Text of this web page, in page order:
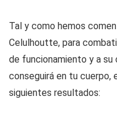
Tal y como hemos
Celulhoutte, para
de funcionamiento y a su
conseguirá en tu cuerpo,
siguientes resultados: